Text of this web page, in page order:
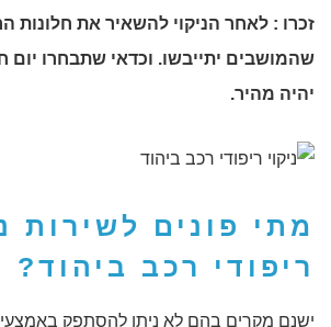
זכרו : לאחר הניקוי להשאיר את חלונות
שהמושבים יתייבשו. וכדאי שתבחרו יום
יהיה מהיר.
מתי פונים לשירות
ריפודי רכב ביהוד?
ישנם מקרים בהם לא ניתן להסתפק